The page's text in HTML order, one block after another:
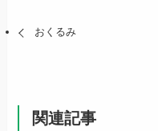
おくるみ
関連記事